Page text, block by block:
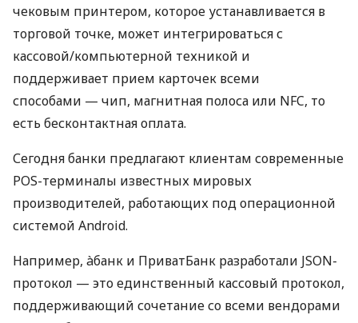
чековым принтером, которое устанавливается в
торговой точке, может интегрироваться с
кассовой/компьютерной техникой и
поддерживает прием карточек всеми
способами — чип, магнитная полоса или NFC, то
есть бесконтактная оплата.
Сегодня банки предлагают клиентам современные
POS-терминалы известных мировых
производителей, работающих под операционной
системой Android.
Например, àбанк и ПриватБанк разработали JSON-
протокол — это единственный кассовый протокол,
поддерживающий сочетание со всеми вендорами